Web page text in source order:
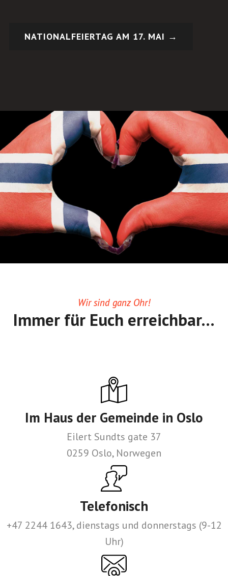
NATIONALFEIERTAG AM 17. MAI →
Wir sind ganz Ohr!
Immer für Euch erreichbar…
Im Haus der Gemeinde in Oslo
Eilert Sundts gate 37
0259 Oslo, Norwegen
Telefonisch
+47 2244 1643, dienstags und donnerstags (9-12
Uhr)